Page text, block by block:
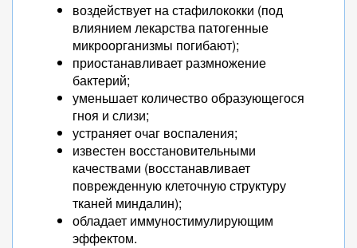
воздействует на стафилококки (под
влиянием лекарства патогенные
микроорганизмы погибают);
приостанавливает размножение
бактерий;
уменьшает количество образующегося
гноя и слизи;
устраняет очаг воспаления;
известен восстановительными
качествами (восстанавливает
поврежденную клеточную структуру
тканей миндалин);
обладает иммуностимулирующим
эффектом.